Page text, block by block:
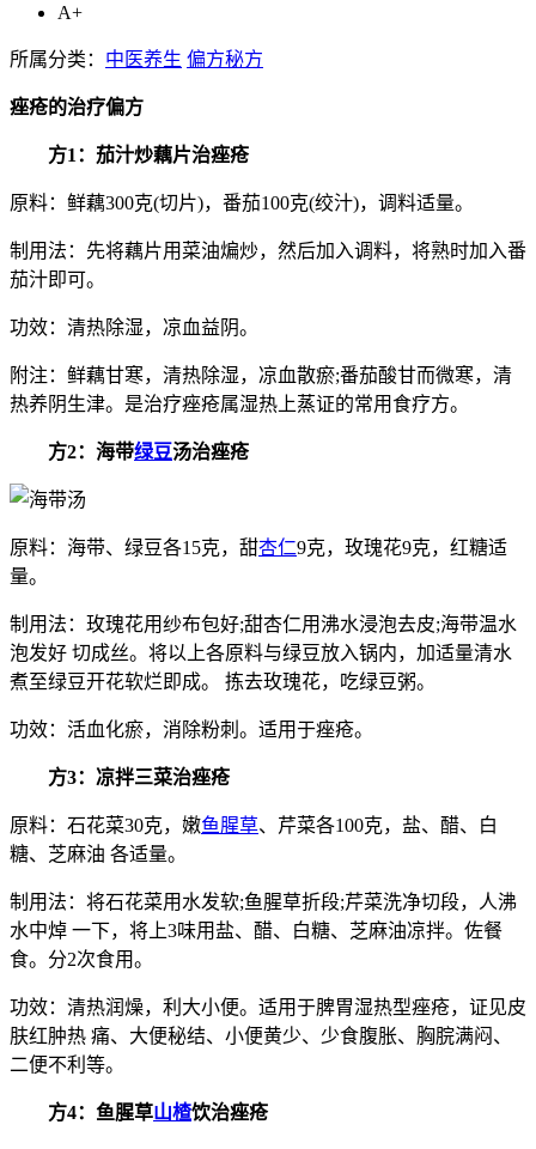
A+
所属分类： 中医养生 偏方秘方
痤疮的治疗偏方
方1：茄汁炒藕片治痤疮
原料：鲜藕300克(切片)，番茄100克(绞汁)，调料适量。
制用法：先将藕片用菜油煸炒，然后加入调料，将熟时加入番
茄汁即可。
功效：清热除湿，凉血益阴。
附注：鲜藕甘寒，清热除湿，凉血散瘀;番茄酸甘而微寒，清
热养阴生津。是治疗痤疮属湿热上蒸证的常用食疗方。
方2：海带绿豆汤治痤疮
原料：海带、绿豆各15克，甜杏仁9克，玫瑰花9克，红糖适
量。
制用法：玫瑰花用纱布包好;甜杏仁用沸水浸泡去皮;海带温水
泡发好 切成丝。将以上各原料与绿豆放入锅内，加适量清水
煮至绿豆开花软烂即成。 拣去玫瑰花，吃绿豆粥。
功效：活血化瘀，消除粉刺。适用于痤疮。
方3：凉拌三菜治痤疮
原料：石花菜30克，嫩鱼腥草、芹菜各100克，盐、醋、白
糖、芝麻油 各适量。
制用法：将石花菜用水发软;鱼腥草折段;芹菜洗净切段，人沸
水中焯 一下，将上3味用盐、醋、白糖、芝麻油凉拌。佐餐
食。分2次食用。
功效：清热润燥，利大小便。适用于脾胃湿热型痤疮，证见皮
肤红肿热 痛、大便秘结、小便黄少、少食腹胀、胸脘满闷、
二便不利等。
方4：鱼腥草山楂饮治痤疮